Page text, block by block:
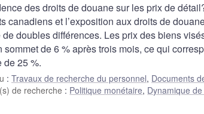
des droits de douane sur les prix de
canadiens et l’exposition aux droits de
doubles différences. Les prix des biens
sommet de 6 % après trois mois, ce qui
de 25 %.
: Travaux de recherche du personnel, Documents
de recherche : Politique monétaire, Dynamique